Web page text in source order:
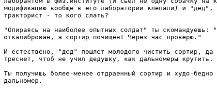
модификацию вообще в его лаборатории клепали) и "дед",
тракторист - то кого слать?
"Опираясь на наиболее опытных солдат" ты скомандуешь:
откалиброван, а сортир почищен! Через час проверю."
И естествено, "дед" пошлет молодого чистить сортир, да
треснет, чтоб не учил дедушку, как дальномеры крутить.
Ты получишь более-менее отдраенный сортир и худо-бедно
дальномер.